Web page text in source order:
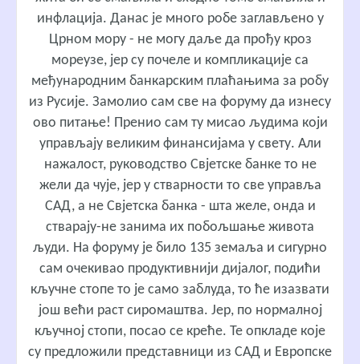
инфлација. Данас је много робе заглављено у
Црном мору - не могу даље да прођу кроз
мореузе, јер су почеле и компликације са
међународним банкарским плаћањима за робу
из Русије. Замолио сам све на форуму да изнесу
ово питање! Пренио сам ту мисао људима који
управљају великим финансијама у свету. Али
нажалост, руководство Свјетске банке то не
жели да чује, јер у стварности то све управља
САД, а не Свјетска банка - шта желе, онда и
стварају-не занима их побољшање живота
људи. На форуму је било 135 земаља и сигурно
сам очекивао продуктивнији дијалог, подићи
кључне стопе то је само заблуда, то ће изазвати
још већи раст сиромаштва. Јер, по нормалној
кључној стопи, посао се креће. Те опкладе које
су предложили представници из САД и Европске